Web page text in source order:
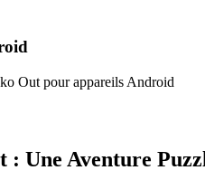
Out pour appareils Android
: Une Aventure